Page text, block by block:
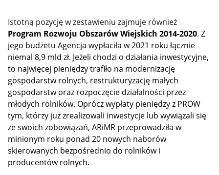
Istotną pozycję w zestawieniu zajmuje również
Program Rozwoju Obszarów Wiejskich 2014-2020. Z
jego budżetu Agencja wypłaciła w 2021 roku łącznie
niemal 8,9 mld zł. Jeżeli chodzi o działania inwestycyjne,
to najwięcej pieniędzy trafiło na modernizację
gospodarstw rolnych, restrukturyzację małych
gospodarstw oraz rozpoczęcie działalności przez
młodych rolników. Oprócz wypłaty pieniędzy z PROW
tym, którzy już zrealizowali inwestycje lub wywiązali się
ze swoich zobowiązań, ARiMR przeprowadziła w
minionym roku ponad 20 nowych naborów
skierowanych bezpośrednio do rolników i
producentów rolnych.